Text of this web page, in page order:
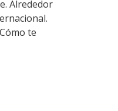
Alrededor
te